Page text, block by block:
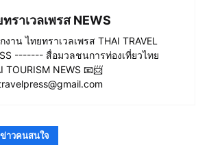
ราเวลเพรส NEWS
งาน ไทยทราเวลเพรส THAI TRAVEL
------- สื่อมวลชนการท่องเที่ยวไทย
TOURISM NEWS 📧📨
าวคนสนใจ